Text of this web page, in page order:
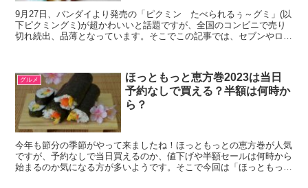
9月27日、バンダイより発売の「ピクミン たべられるぅ～グミ」(以
下ピクミングミ)が超かわいいと話題ですが、全国のコンビニで売り
切れ続出、品薄となっています。そこでこの記事では、セブンやロー
グルメ
ほっともっと恵方巻2023は当日
予約なしで買える？半額は何時か
ら？
今年も節分の季節がやって来ましたね！ほっともっとの恵方巻が人気
ですが、予約なしで当日買えるのか、値下げや半額セールは何時から
始まるのか気になる方が多いようです。そこで今回は「ほっともっと